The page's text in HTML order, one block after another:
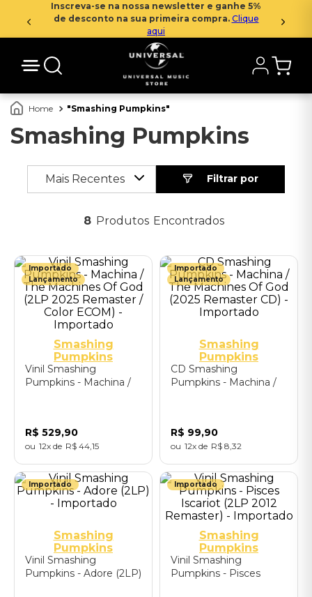
Inscreva-se na nossa newsletter e ganhe 5%
de desconto na sua primeira compra. Clique
aqui
Smashing Pumpkins
Smashing Pumpkins
Mais Recentes
8 Produtos
Importado
Lançamento
Smashing
Pumpkins
Vinil Smashing
Pumpkins - Machina /
Importado
R$ 529,90
12 R$ 44 15
Importado
Lançamento
Smashing
Pumpkins
CD Smashing
Pumpkins - Machina /
R$ 99,90
12 R$ 8 32
Importado
Smashing
Pumpkins
Vinil Smashing
Pumpkins - Adore (2LP)
Importado
Smashing
Pumpkins
Vinil Smashing
Pumpkins - Pisces